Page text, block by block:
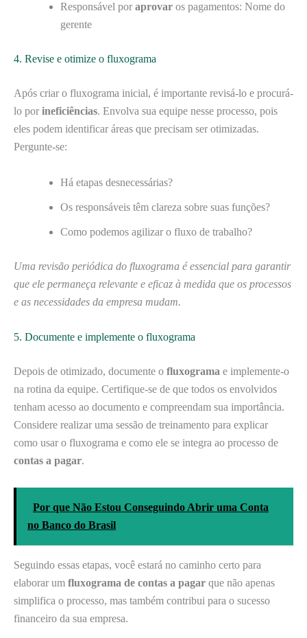
Responsável por aprovar os pagamentos: Nome do
gerente
4. Revise e otimize o fluxograma
Após criar o fluxograma inicial, é importante revisá-lo e procurá-
lo por ineficiências. Envolva sua equipe nesse processo, pois
eles podem identificar áreas que precisam ser otimizadas.
Pergunte-se:
Há etapas desnecessárias?
Os responsáveis têm clareza sobre suas funções?
Como podemos agilizar o fluxo de trabalho?
Uma revisão periódica do fluxograma é essencial para garantir
que ele permaneça relevante e eficaz à medida que os processos
e as necessidades da empresa mudam.
5. Documente e implemente o fluxograma
Depois de otimizado, documente o fluxograma e implemente-o
na rotina da equipe. Certifique-se de que todos os envolvidos
tenham acesso ao documento e compreendam sua importância.
Considere realizar uma sessão de treinamento para explicar
como usar o fluxograma e como ele se integra ao processo de
contas a pagar.
Por que Não Estou Conseguindo Abrir uma Conta
no Banco do Brasil
Seguindo essas etapas, você estará no caminho certo para
elaborar um fluxograma de contas a pagar que não apenas
simplifica o processo, mas também contribui para o sucesso
financeiro da sua empresa.